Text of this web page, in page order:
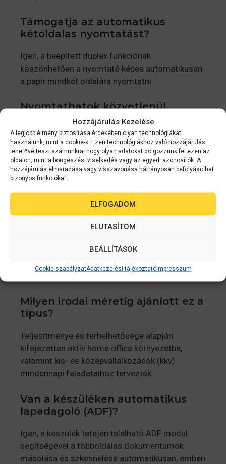
Hozzájárulás Kezelése
A legjobb élmény biztosítása érdekében olyan technológiákat
használunk, mint a cookie-k. Ezen technológiákhoz való hozzájárulás
lehetővé teszi számunkra, hogy olyan adatokat dolgozzunk fel ezen az
oldalon, mint a böngészési viselkedés vagy az egyedi azonosítók. A
hozzájárulás elmaradása vagy visszavonása hátrányosan befolyásolhat
bizonyos funkciókat.
ELFOGADOM
ELUTASÍTOM
BEÁLLÍTÁSOK
Cookie szabályzatAdatkezelési tájékoztatóImpresszum
Támogatja az automatikus
kétoldalas nyomtatást?
Igen, a beépített duplex funkciónak
köszönhetően a nyomtató képes automatikusan
a papír mindkét oldalára nyomtatni.
Nyomtathatok közvetlenül
okostelefonról is?
Igen, az ingyenes Epson Smart Panel alkalmazás
segítségével mobilról és táblagépről is
könnyedén vezérelheted a nyomtatási és
szkennelési feladatokat.
Mi az a PrecisionCore
nyomtatófej?
technológiája, amely bemelegedési idő nélkül,
azonnal és rendkívül éles, lézerszerű
Milyen irodai méretig ajánlott ez a
típus?
Teljesítménye és terhelhetősége alapján
kifejezetten aktív home office környezetbe,
valamint kis- és középvállalkozások (kkv)
mindennapi feladataihoz tervezték.
Van a készüléken automatikus
lapadagoló (ADF)?
Igen, a készülék tetején található ADF modul
segítségével a többoldalas dokumentumok
másolása és szkennelése automatikusan, emberi